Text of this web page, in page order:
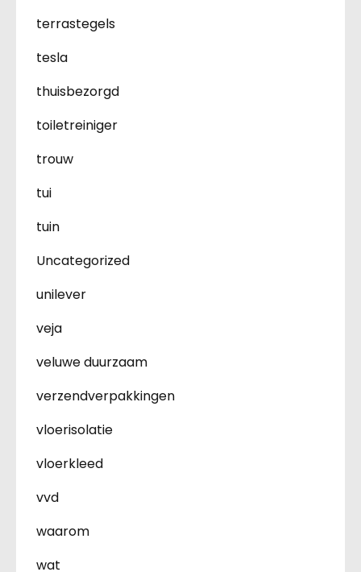
terrastegels
tesla
thuisbezorgd
toiletreiniger
trouw
tui
tuin
Uncategorized
unilever
veja
veluwe duurzaam
verzendverpakkingen
vloerisolatie
vloerkleed
vvd
waarom
wat